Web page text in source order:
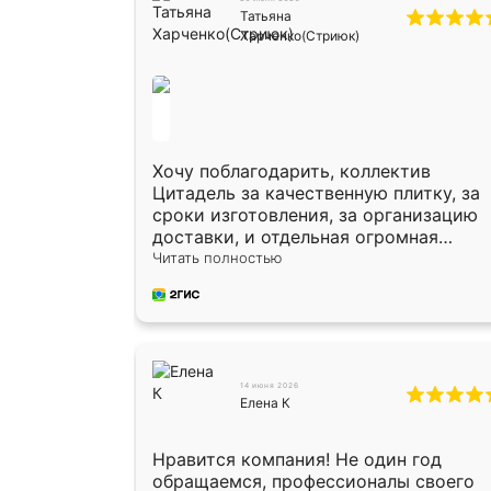
Татьяна
Харченко(Стриюк)
Хочу поблагодарить, коллектив
Цитадель за качественную плитку, за
сроки изготовления, за организацию
доставки, и отдельная огромная
благодарность за укладку плитки
профессионально, молодцы ребята.
Читать полностью
14 июня 2026
Елена К
Нравится компания! Не один год
обращаемся, профессионалы своего